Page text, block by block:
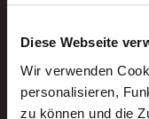
Diese Webseite
Wir verwenden
personalisieren,
zu können und die
Neue